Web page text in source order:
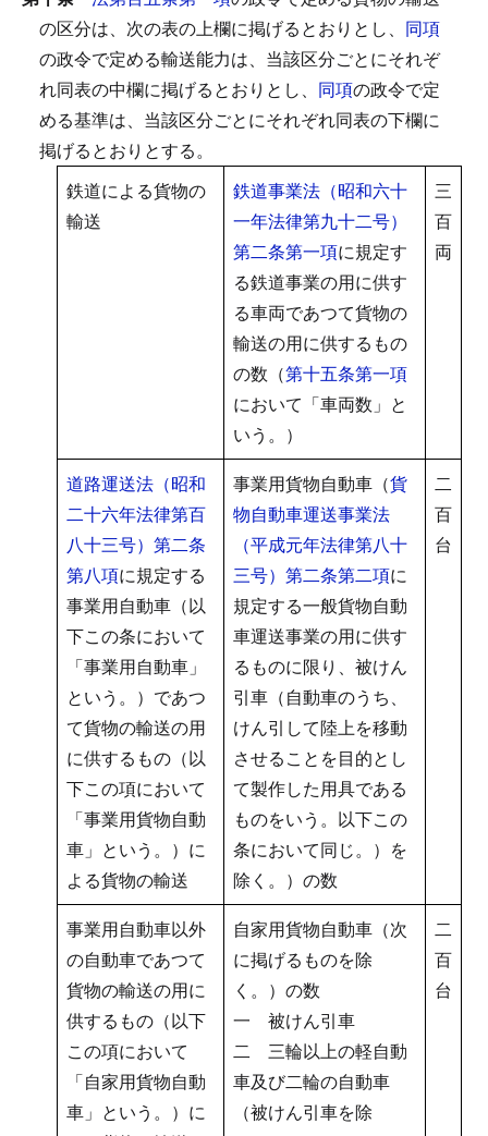
の区分は、次の表の上欄に掲げるとおりとし、 同項
の政令で定める輸送能力は、当該区分ごとにそれぞ
れ同表の中欄に掲げるとおりとし、 同項の政令で定
める基準は、当該区分ごとにそれぞれ同表の下欄に
掲げるとおりとする。
鉄道による貨物の
輸送
鉄道事業法（昭和六十
一年法律第九十二号）
第二条第一項に規定す
る鉄道事業の用に供す
る車両であつて貨物の
輸送の用に供するもの
の数（第十五条第一項
において「車両数」と
いう。）
三
百
両
道路運送法（昭和
二十六年法律第百
八十三号）第二条
第八項に規定する
事業用自動車（以
下この条において
「事業用自動車」
という。）であつ
て貨物の輸送の用
に供するもの（以
下この項において
「事業用貨物自動
車」という。）に
よる貨物の輸送
事業用貨物自動車（貨
物自動車運送事業法
（平成元年法律第八十
三号）第二条第二項に
規定する一般貨物自動
車運送事業の用に供す
るものに限り、被けん
引車（自動車のうち、
けん引して陸上を移動
させることを目的とし
て製作した用具である
ものをいう。以下この
条において同じ。）を
除く。）の数
二
百
台
事業用自動車以外
の自動車であつて
貨物の輸送の用に
供するもの（以下
この項において
「自家用貨物自動
車」という。）に
自家用貨物自動車（次
に掲げるものを除
く。）の数
一 被けん引車
二 三輪以上の軽自動
車及び二輪の自動車
（被けん引車を除
二
百
台